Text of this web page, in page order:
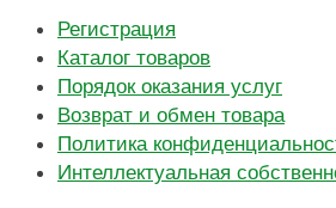
Регистрация
Каталог товаров
Порядок оказания услуг
Возврат и обмен товара
Политика
Интеллектуальная